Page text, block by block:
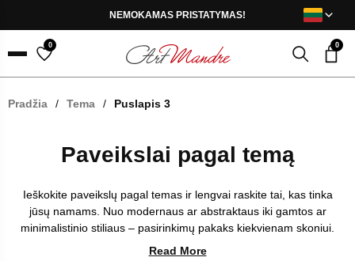
NEMOKAMAS PRISTATYMAS!
Menu
0 0
Pradžia / Tema / Puslapis 3
Paveikslai pagal temą
Ieškokite paveikslų pagal temas ir lengvai raskite tai, kas tinka
jūsų namams. Nuo modernaus ar abstraktaus iki gamtos ar
minimalistinio stiliaus – pasirinkimų pakaks kiekvienam skoniui.
Tai paprastas būdas pagyvinti sienas ir suteikti namams daugiau
Read More